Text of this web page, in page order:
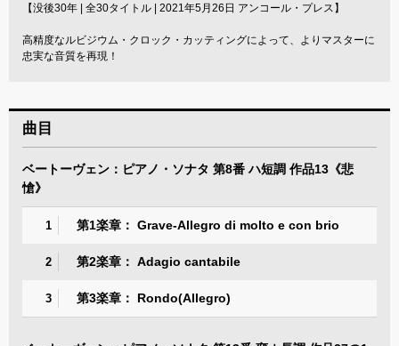
【没後30年 | 全30タイトル | 2021年5月26日 アンコール・プレス】
高精度なルビジウム・クロック・カッティングによって、よりマスターに
忠実な音質を再現！
曲目
ベートーヴェン：ピアノ・ソナタ 第8番 ハ短調 作品13《悲
愴》
1 第1楽章： Grave-Allegro di molto e con brio
2 第2楽章： Adagio cantabile
3 第3楽章： Rondo(Allegro)